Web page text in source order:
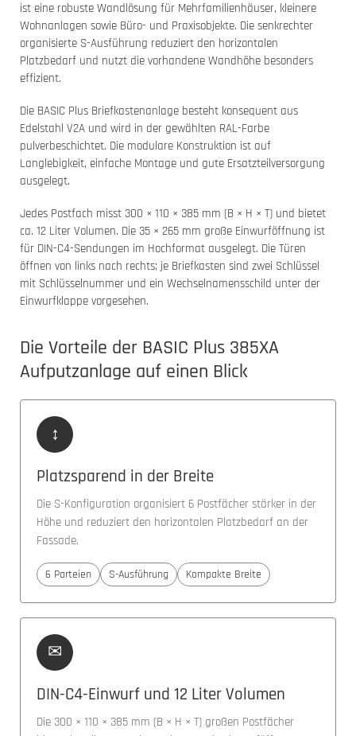
ist eine robuste Wandlösung für Mehrfamilienhäuser, kleinere
Wohnanlagen sowie Büro- und Praxisobjekte. Die senkrechter
organisierte S-Ausführung reduziert den horizontalen
Platzbedarf und nutzt die vorhandene Wandhöhe besonders
effizient.
Die BASIC Plus Briefkastenanlage besteht konsequent aus
Edelstahl V2A und wird in der gewählten RAL-Farbe
pulverbeschichtet. Die modulare Konstruktion ist auf
Langlebigkeit, einfache Montage und gute Ersatzteilversorgung
ausgelegt.
Jedes Postfach misst 300 × 110 × 385 mm (B × H × T) und bietet
ca. 12 Liter Volumen. Die 35 × 265 mm große Einwurföffnung ist
für DIN-C4-Sendungen im Hochformat ausgelegt. Die Türen
öffnen von links nach rechts; je Briefkasten sind zwei Schlüssel
mit Schlüsselnummer und ein Wechselnamensschild unter der
Einwurfklappe vorgesehen.
Die Vorteile der BASIC Plus 385XA
Aufputzanlage auf einen Blick
↕
Platzsparend in der Breite
Die S-Konfiguration organisiert 6 Postfächer stärker in der
Höhe und reduziert den horizontalen Platzbedarf an der
Fassade.
6 Parteien S-Ausführung Kompakte Breite
✉
DIN-C4-Einwurf und 12 Liter Volumen
Die 300 × 110 × 385 mm (B × H × T) großen Postfächer